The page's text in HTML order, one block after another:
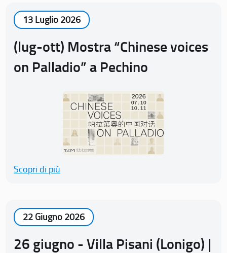
13 Luglio 2026
(lug-ott) Mostra “Chinese voices
on Palladio” a Pechino
Scopri di più
22 Giugno 2026
26 giugno - Villa Pisani (Lonigo) |